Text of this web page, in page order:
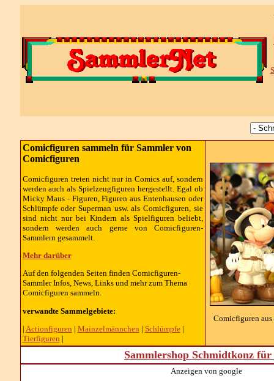
Comicfiguren sammeln für Sammler von
Comicfiguren
Comicfiguren treten nicht nur in Comics auf, sondern
werden auch als Spielzeugfiguren hergestellt. Egal ob
Micky Maus - Figuren, Figuren aus Entenhausen oder
Schlümpfe oder Superman usw. als Comicfiguren, sie
sind nicht nur bei Kindern als Spielfiguren beliebt,
sondern werden auch gerne von Comicfiguren-
Sammlern gesammelt.
Mehr darüber
Auf den folgenden Seiten finden Comicfiguren-
Sammler Infos, News, Links und mehr zum Thema
Comicfiguren sammeln.
verwandte Sammelgebiete:
| Actionfiguren | Mainzelmännchen | Schlümpfe|
Tierfiguren |
Comicfiguren
Sammlershop Schmidtkonz
Anzeigen von google